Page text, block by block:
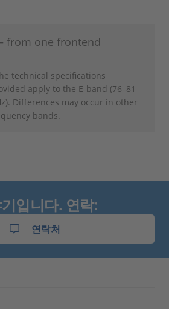
from one frontend
technical specifications
apply to the E-band (76–81
Differences may occur in other
bands.
입니다. 연락:
연락처